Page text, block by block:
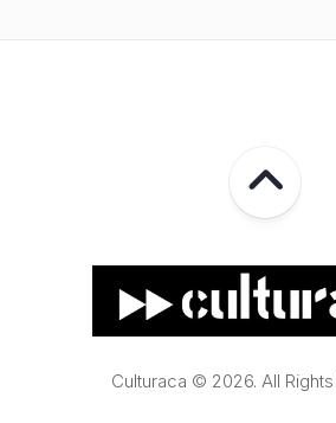
Culturaca © 2026. All